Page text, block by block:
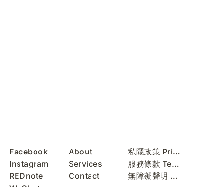
Facebook
Instagram
REDnote
About
Services
Contact
私隱政策 Privacy Policy
服務條款 Terms of Use
無障礙聲明 Accessibility Statement